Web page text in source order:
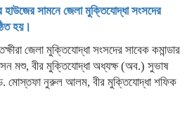
হাউজের সামনে জেলা মুক্তিযোদ্ধা সংসদের
হয়।
জেলা মুক্তিযোদ্ধা সংসদের সাবেক কমান্ডার
মশু, বীর মুক্তিযোদ্ধা অধ্যক্ষ (অব.) সুভাষ
মোস্তফা নুরুল আলম, বীর মুক্তিযোদ্ধা শফিক